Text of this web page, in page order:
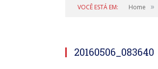
VOCÊ ESTÁ EM: Home »
20160506_083640